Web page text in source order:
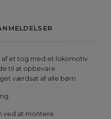
af et tog med et lokomotiv
til at opbevare
værdsat af alle børn.
ved at montere